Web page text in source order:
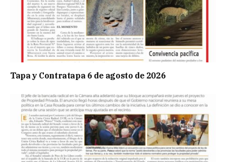
Tapa y Contratapa 6 de agosto de 2026